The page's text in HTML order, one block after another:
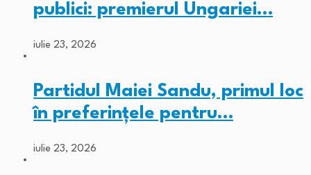
publici: premierul Ungariei…
iulie 23, 2026
Partidul Maiei Sandu, primul loc
în preferințele pentru…
iulie 23, 2026